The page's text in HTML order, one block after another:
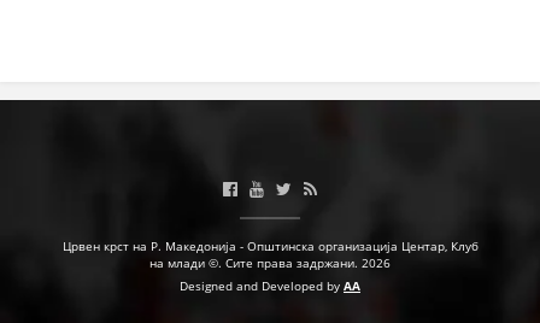
Црвен крст на Р. Македонија - Општинска организација Центар, Клуб
на млади ©. Сите права задржани. 2026
Designed and Developed by AA